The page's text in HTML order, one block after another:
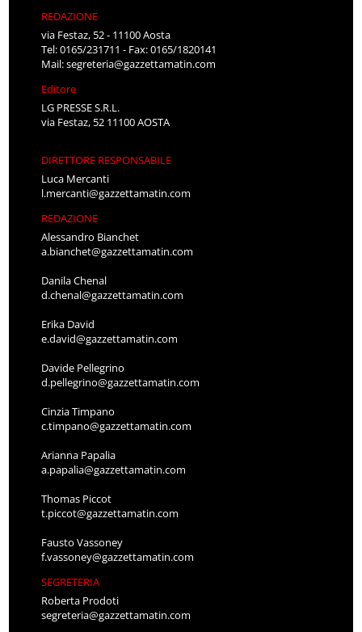
REDAZIONE
via Festaz, 52 - 11100 Aosta
Tel: 0165/231711 - Fax: 0165/1820141
Mail:segreteria@gazzettamatin.com
Editore
LG PRESSE S.R.L.
via Festaz, 52 11100 AOSTA
DIRETTORE RESPONSABILE
Luca Mercanti
l.mercanti@gazzettamatin.com
REDAZIONE
Alessandro Bianchet
a.bianchet@gazzettamatin.com
Danila Chenal
d.chenal@gazzettamatin.com
Erika David
e.david@gazzettamatin.com
Davide Pellegrino
d.pellegrino@gazzettamatin.com
Cinzia Timpano
c.timpano@gazzettamatin.com
Arianna Papalia
a.papalia@gazzettamatin.com
Thomas Piccot
t.piccot@gazzettamatin.com
Fausto Vassoney
f.vassoney@gazzettamatin.com
SEGRETERIA
Roberta Prodoti
segreteria@gazzettamatin.com